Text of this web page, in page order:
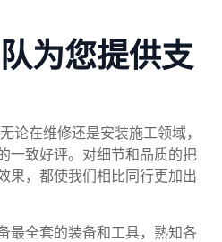
为您提供支
在维修还是安装施工领域，
一致好评。对细节和品质的把
果，都使我们相比同行更加出
最全套的装备和工具，熟知各